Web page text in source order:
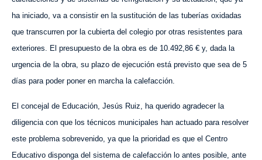
ha iniciado, va a consistir en la sustitución de las tuberías oxidadas
que transcurren por la cubierta del colegio por otras resistentes para
exteriores. El presupuesto de la obra es de 10.492,86 € y, dada la
urgencia de la obra, su plazo de ejecución está previsto que sea de 5
días para poder poner en marcha la calefacción.
El concejal de Educación, Jesús Ruiz, ha querido agradecer la
diligencia con que los técnicos municipales han actuado para resolver
este problema sobrevenido, ya que la prioridad es que el Centro
Educativo disponga del sistema de calefacción lo antes posible, ante